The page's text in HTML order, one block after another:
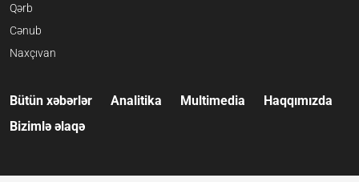
Qərb
Cənub
Naxçıvan
Bütün xəbərlər Analitika Multimedia
Haqqımızda
Bizimlə əlaqə